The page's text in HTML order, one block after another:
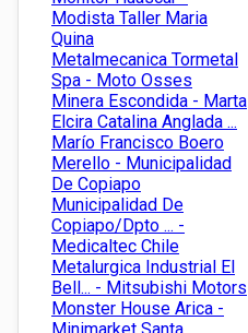
Modista Taller Maria
Quina
Metalmecanica Tormetal
Spa - Moto Osses
Minera Escondida - Marta
Elcira Catalina Anglada ...
Marío Francisco Boero
Merello - Municipalidad
De Copiapo
Municipalidad De
Copiapo/Dpto ... -
Medicaltec Chile
Metalurgica Industrial El
Bell... - Mitsubishi Motors
Monster House Arica -